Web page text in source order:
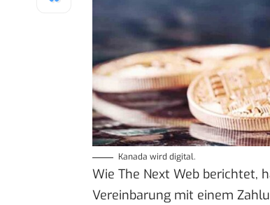
Kanada wird digital.
Wie The Next Web berichtet,
Vereinbarung mit einem